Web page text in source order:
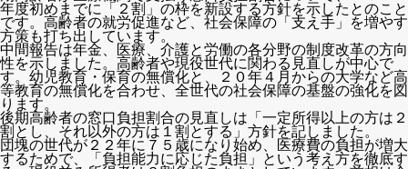
年度初めまでに「２割」の枠を新設する方針を示したとのこと
です。高齢者の就労促進など、社会保障の「支え手」を増やす
方策も打ち出しています。
中間報告は年金、医療、介護と労働の各分野の制度改革の方向
性を示しました。高齢者や現役世代に関わる見直しが中心で
す。幼児教育・保育の無償化と、２０年４月からの大学など高
等教育の無償化を合わせ、全世代の社会保障の基盤の強化を図
ります。
後期高齢者の窓口負担割合の見直しは「一定所得以上の方は２
割とし、それ以外の方は１割とする」方針を記しました。
団塊の世代が２２年に７５歳になり始め、医療費の負担が増大
するためで、「負担能力に応じた負担」という考え方を徹底す